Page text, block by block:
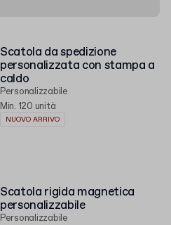
Scatola da spedizione
personalizzata con stampa a
caldo
Personalizzabile
Min. 120 unità
NUOVO ARRIVO
Scatola rigida magnetica
personalizzabile
Personalizzabile